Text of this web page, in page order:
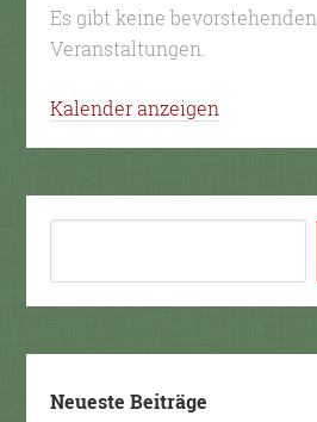
Es gibt keine bevorstehenden
Veranstaltungen.
Kalender anzeigen
Neueste Beiträge